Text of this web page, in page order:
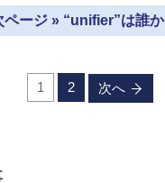
ページ » “unifier”は誰か
1 2 次へ